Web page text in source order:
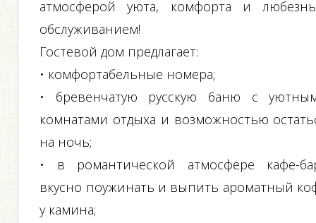
атмосферой уюта, комфорта и
обслуживанием!
Гостевой дом предлагает:
• комфортабельные номера;
• бревенчатую русскую баню с
комнатами отдыха и возможностью
на ночь;
• в романтической атмосфере кафе-
вкусно поужинать и выпить ароматный
у камина;